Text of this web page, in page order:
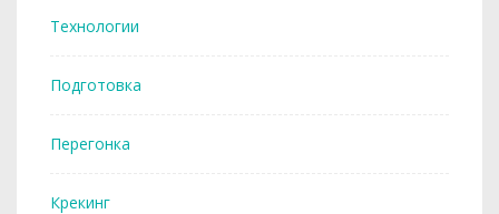
Технологии
Подготовка
Перегонка
Крекинг